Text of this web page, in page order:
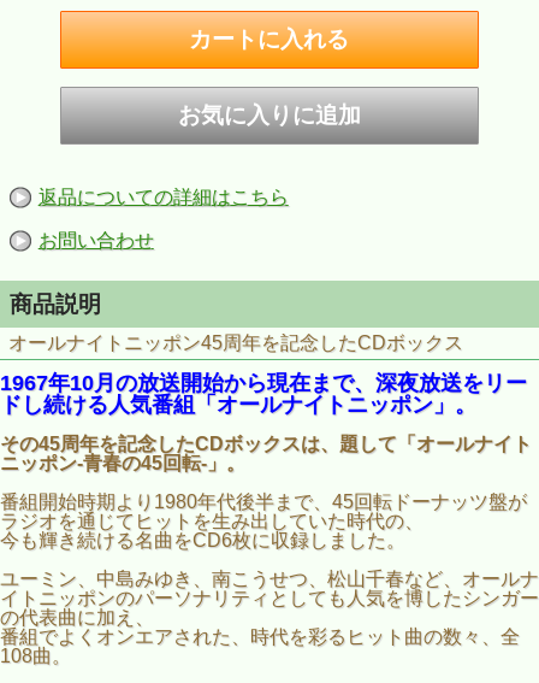
返品についての詳細はこちら
お問い合わせ
商品説明
オールナイトニッポン45周年を記念したCDボックス
1967年10月の放送開始から現在まで、深夜放送をリー
ドし続ける人気番組「オールナイトニッポン」。
その45周年を記念したCDボックスは、題して「オールナイト
ニッポン-青春の45回転-」。
番組開始時期より1980年代後半まで、45回転ドーナッツ盤が
ラジオを通じてヒットを生み出していた時代の、
今も輝き続ける名曲をCD6枚に収録しました。
ユーミン、中島みゆき、南こうせつ、松山千春など、オールナ
イトニッポンのパーソナリティとしても人気を博したシンガー
の代表曲に加え、
番組でよくオンエアされた、時代を彩るヒット曲の数々、全
108曲。